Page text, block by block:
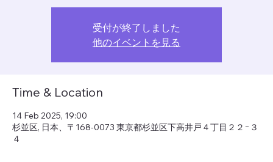
受付が終了しました
他のイベントを見る
Time & Location
14 Feb 2025, 19:00
杉並区, 日本、〒168-0073 東京都杉並区下高井戸４丁目２２−３
４